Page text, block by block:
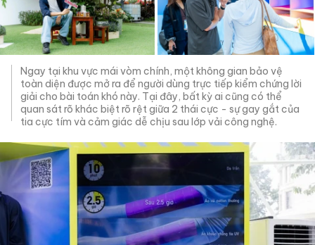
Ngay tại khu vực mái vòm chính, một không gian bảo vệ
toàn diện được mở ra để người dùng trực tiếp kiểm chứng lời
giải cho bài toán khó này. Tại đây, bất kỳ ai cũng có thể
quan sát rõ khác biệt rõ rệt giữa 2 thái cực - sự gay gắt của
tia cực tím và cảm giác dễ chịu sau lớp vải công nghệ.